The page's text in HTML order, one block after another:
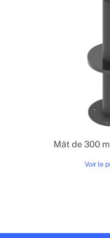
Mât de 300
Voir le